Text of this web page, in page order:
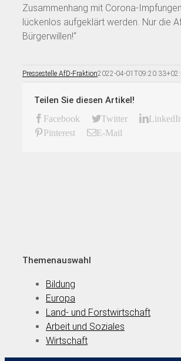
Zusammenhang mit Corona-
lückenlos aufgeklärt werden. Nur die
Bürgerwillen!“
Pressestelle AfD-Fraktion2022-04-
Teilen Sie diesen Artikel!
Facebook Twitter
Pinterest
E-Mail
Themenauswahl
Bildung
Europa
Land- und Forstwirtschaft
Arbeit und Soziales
Wirtschaft